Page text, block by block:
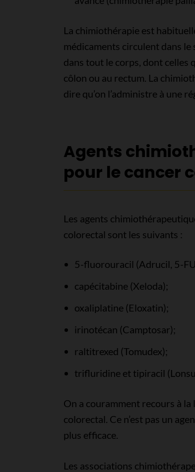
La chimiothérapie est
médicaments circulent dans
dans tout le corps, dont celles
côlon ou au rectum. La
dire qu’on l’administre à une
Agents
pour le cancer
Les agents
colorectal sont les suivants :
5-fluorouracil (Adrucil, 5-
capécitabine (Xeloda);
oxaliplatine (Eloxatin);
irinotécan (Camptosar);
raltitrexed (Tomudex);
trifluridine et tipiracil
On a couramment recours à
colorectal. Ce n’est pas un
plus efficace.
Les associations